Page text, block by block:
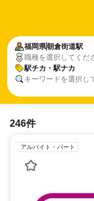
福岡県朝倉街道駅
職種を選択してくだ
駅チカ・駅ナカ
キーワードを選択し
246件
アルバイト・パート